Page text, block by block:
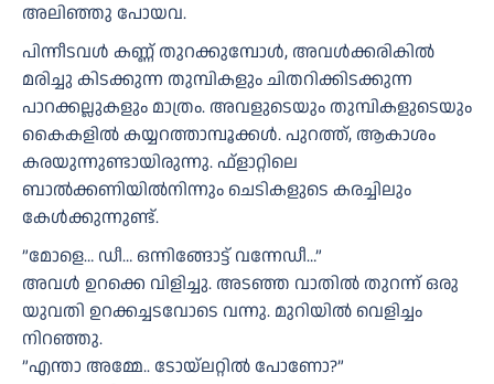
അലിഞ്ഞു പോയവ.
പിന്നീടവൾ കണ്ണ് തുറക്കുമ്പോൾ, അവൾക്കരികിൽ
മരിച്ചു കിടക്കുന്ന തുമ്പികളും ചിതറിക്കിടക്കുന്ന
പാറക്കല്ലുകളും മാത്രം. അവളുടെയും തുമ്പികളുടെയും
കൈകളിൽ കയ്യറത്താമ്പൂക്കൾ. പുറത്ത്, ആകാശം
കരയുന്നുണ്ടായിരുന്നു. ഫ്‌ളാറ്റിലെ
ബാൽക്കണിയിൽനിന്നും ചെടികളുടെ കരച്ചിലും
കേൾക്കുന്നുണ്ട്.
”മോളെ… ഡീ… ഒന്നിങ്ങോട്ട് വന്നേഡീ…”
അവൾ ഉറക്കെ വിളിച്ചു. അടഞ്ഞ വാതിൽ തുറന്ന് ഒരു
യുവതി ഉറക്കച്ചടവോടെ വന്നു. മുറിയിൽ വെളിച്ചം
നിറഞ്ഞു.
”എന്താ അമ്മേ.. ടോയ്‌ലറ്റിൽ പോണോ?”